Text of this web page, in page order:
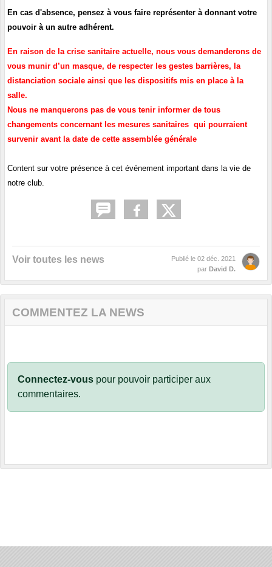
En cas d'absence, pensez à vous faire représenter à donnant votre
pouvoir à un autre adhérent.
En raison de la crise sanitaire actuelle, nous vous demanderons de
vous munir d’un masque, de respecter les gestes barrières, la
distanciation sociale ainsi que les dispositifs mis en place à la
salle.
Nous ne manquerons pas de vous tenir informer de tous
changements concernant les mesures sanitaires qui pourraient
survenir avant la date de cette assemblée générale
Content sur votre présence à cet événement important dans la vie de
notre club.
Voir toutes les news Publié le 02 déc. 2021
par David D.
COMMENTEZ LA NEWS
Connectez-vous pour pouvoir participer aux
commentaires.